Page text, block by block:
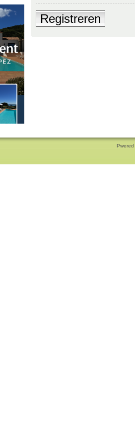
Registreren